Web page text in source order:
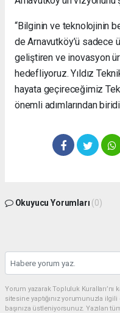
“Bilginin ve teknolojinin
de Arnavutköy’ü sadece
geliştiren ve inovasyon
hedefliyoruz. Yıldız
hayata geçireceğimiz
önemli adımlarından
Okuyucu Yorumları (0)
Yorum yazarak Topluluk
sitesine yaptığınız yorumunuzla
başınıza üstleniyorsunuz. Yazılan